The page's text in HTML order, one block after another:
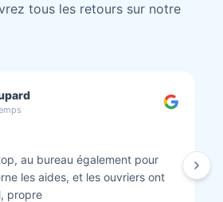
tous les retours sur notre
et rénovation façade réalisés.
Personnel au top minutieux et
ils ont finis. Vous pouvez y